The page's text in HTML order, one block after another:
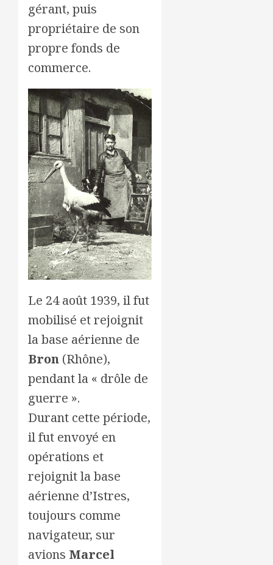
gérant, puis
propriétaire de son
propre fonds de
commerce.
Le 24 août 1939, il fut
mobilisé et rejoignit
la base aérienne de
Bron (Rhône),
pendant la « drôle de
guerre ».
Durant cette période,
il fut envoyé en
opérations et
rejoignit la base
aérienne d’Istres,
toujours comme
navigateur, sur
avions Marcel